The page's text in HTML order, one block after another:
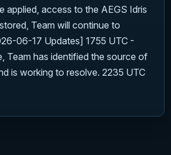
applied, access to the AEGS Idris
Team will continue to
06-17 Updates] 1755 UTC -
Team has identified the source of
is working to resolve. 2235 UTC